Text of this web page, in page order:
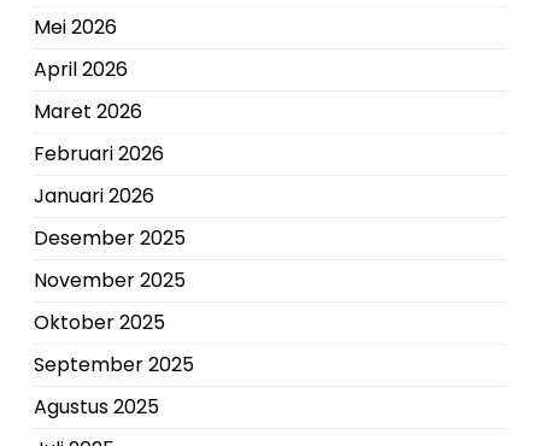
Mei 2026
April 2026
Maret 2026
Februari 2026
Januari 2026
Desember 2025
November 2025
Oktober 2025
September 2025
Agustus 2025